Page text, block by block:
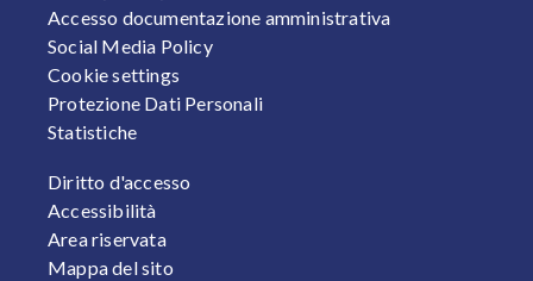
Accesso documentazione amministrativa
Social Media Policy
Cookie settings
Protezione Dati Personali
Statistiche
FOOTER 2
Diritto d'accesso
Accessibilità
Area riservata
Mappa del sito